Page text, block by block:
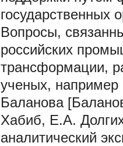
государственных
Вопросы,
российских
трансформации,
ученых,
Баланова
Хабиб, Е.А.
аналитический